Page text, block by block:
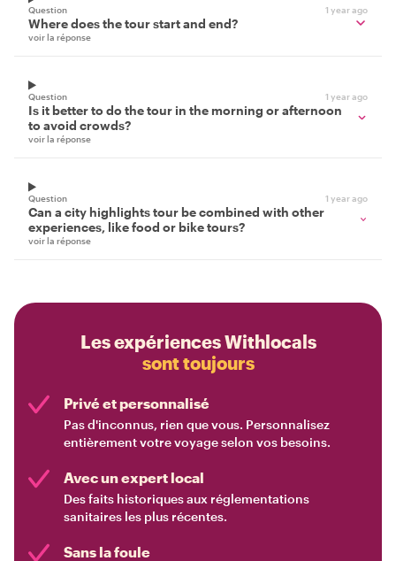
Question 1 year ago
Where does the tour start and end?
voir la réponse
Question 1 year ago
Is it better to do the tour in the morning or afternoon
to avoid crowds?
voir la réponse
Question 1 year ago
Can a city highlights tour be combined with other
experiences, like food or bike tours?
voir la réponse
Les expériences Withlocals
sont toujours
Privé et personnalisé
Pas d'inconnus, rien que vous. Personnalisez
entièrement votre voyage selon vos besoins.
Avec un expert local
Des faits historiques aux réglementations
sanitaires les plus récentes.
Sans la foule